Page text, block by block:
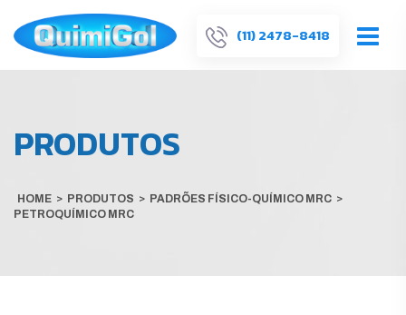
(11) 2478-8418
PRODUTOS
HOME > PRODUTOS > PADRÕES FÍSICO-QUÍMICO MRC >
PETROQUÍMICO MRC